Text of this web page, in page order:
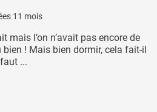
11 mois
mais l’on n’avait pas encore de
! Mais bien dormir, cela fait-il
...